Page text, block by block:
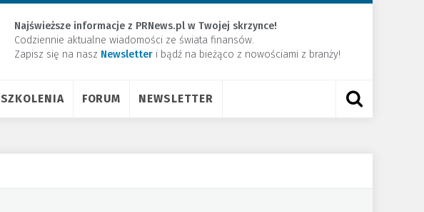
Najświeższe informacje z PRNews.pl w Twojej skrzynce!
Codziennie aktualne wiadomości ze świata finansów.
Zapisz się na nasz Newsletter ​i bądź na bieżąco z nowościami z branży!
SZKOLENIA FORUM NEWSLETTER